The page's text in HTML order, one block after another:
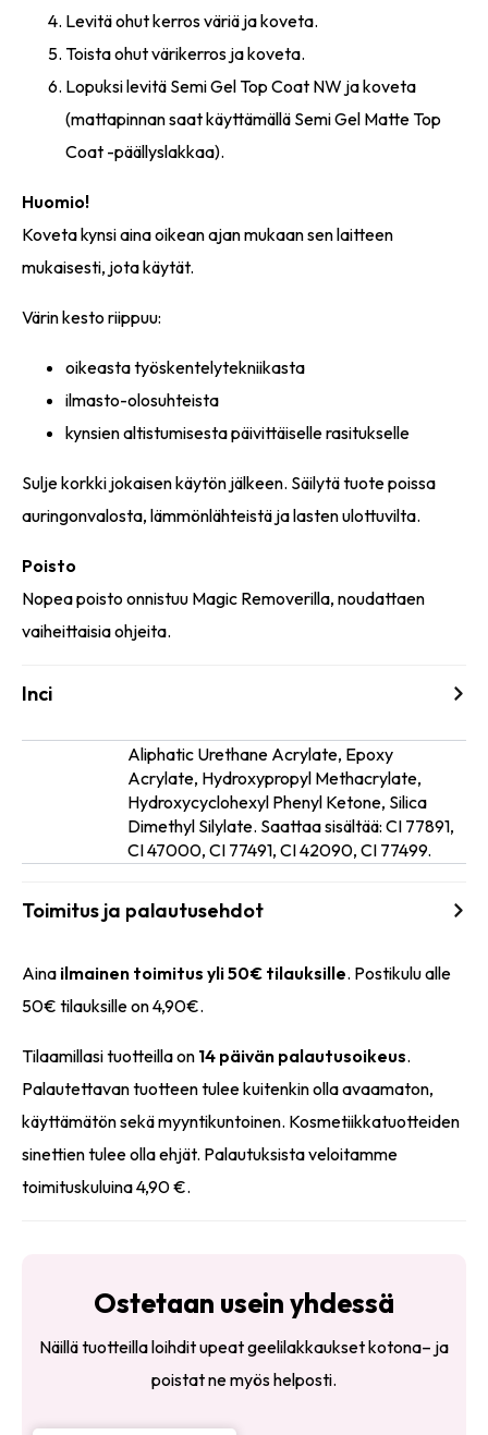
Levitä ohut kerros väriä ja koveta.
Toista ohut värikerros ja koveta.
Lopuksi levitä Semi Gel Top Coat NW ja koveta
(mattapinnan saat käyttämällä Semi Gel Matte Top
Coat -päällyslakkaa).
Huomio!
Koveta kynsi aina oikean ajan mukaan sen laitteen
mukaisesti, jota käytät.
Värin kesto riippuu:
oikeasta työskentelytekniikasta
ilmasto-olosuhteista
kynsien altistumisesta päivittäiselle rasitukselle
Sulje korkki jokaisen käytön jälkeen. Säilytä tuote poissa
auringonvalosta, lämmönlähteistä ja lasten ulottuvilta.
Poisto
Nopea poisto onnistuu Magic Removerilla, noudattaen
vaiheittaisia ohjeita.
Inci
Aliphatic Urethane Acrylate, Epoxy
Acrylate, Hydroxypropyl Methacrylate,
Hydroxycyclohexyl Phenyl Ketone, Silica
Dimethyl Silylate. Saattaa sisältää: CI 77891,
CI 47000, CI 77491, CI 42090, CI 77499.
Toimitus ja palautusehdot
Aina ilmainen toimitus yli 50€ tilauksille. Postikulu alle
50€ tilauksille on 4,90€.
Tilaamillasi tuotteilla on 14 päivän palautusoikeus.
Palautettavan tuotteen tulee kuitenkin olla avaamaton,
käyttämätön sekä myyntikuntoinen. Kosmetiikkatuotteiden
sinettien tulee olla ehjät. Palautuksista veloitamme
toimituskuluina 4,90 €.
Ostetaan usein yhdessä
Näillä tuotteilla loihdit upeat geelilakkaukset kotona– ja
poistat ne myös helposti.